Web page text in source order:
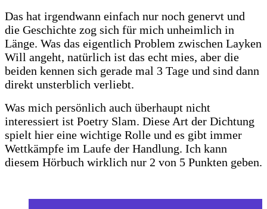
Das hat irgendwann einfach nur noch genervt und
die Geschichte zog sich für mich unheimlich in
Länge. Was das eigentlich Problem zwischen Layken
Will angeht, natürlich ist das echt mies, aber die
beiden kennen sich gerade mal 3 Tage und sind dann
direkt unsterblich verliebt.
Was mich persönlich auch überhaupt nicht
interessiert ist Poetry Slam. Diese Art der Dichtung
spielt hier eine wichtige Rolle und es gibt immer
Wettkämpfe im Laufe der Handlung. Ich kann
diesem Hörbuch wirklich nur 2 von 5 Punkten geben.